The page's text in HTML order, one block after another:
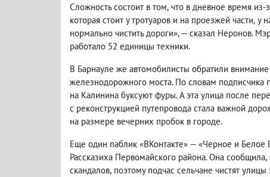
Сложность состоит в том, что в дневное время из-
которая стоит у тротуаров и на проезжей части, у
нормально чистить дороги», — сказал Неронов.
работало 52 единицы техники.
В Барнауле же автомобилисты обратили
железнодорожного моста. По словам подписчика
на Калинина буксуют фуры. А эта улица после
с реконструкцией путепровода стала важной
на размере вечерних пробок в городе.
Еще один паблик «ВКонтакте» — «Черное и
Рассказиха Первомайского района. Она сообщила,
скандалов, поэтому подчас сельчане чистят